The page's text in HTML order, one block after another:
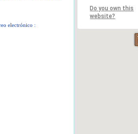
electrónico :
Do you own this
website?